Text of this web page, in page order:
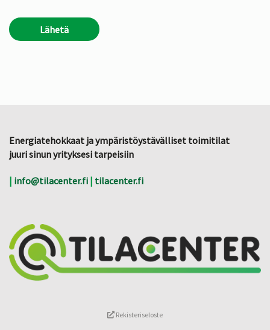
Lähetä
Energiatehokkaat ja ympäristöystävälliset toimitilat
juuri sinun yrityksesi tarpeisiin
| info@tilacenter.fi | tilacenter.fi
Rekisteriseloste